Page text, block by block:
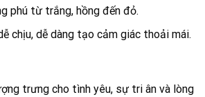
phú từ trắng, hồng đến đỏ.
chịu, dễ dàng tạo cảm giác thoải mái.
trưng cho tình yêu, sự tri ân và lòng